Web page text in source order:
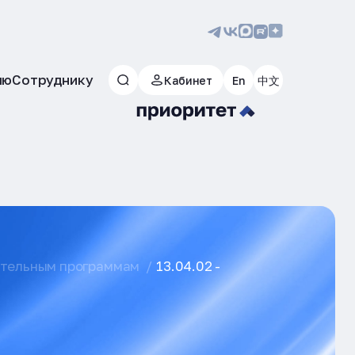
Сотруднику Кабинет En 中文
программам 13.04.02 -